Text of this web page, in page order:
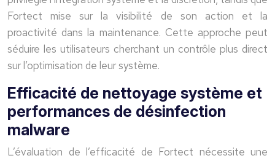
Fortect mise sur la visibilité de son action et la
proactivité dans la maintenance. Cette approche peut
séduire les utilisateurs cherchant un contrôle plus direct
sur l’optimisation de leur système.
Efficacité de nettoyage système et
performances de désinfection
malware
L’évaluation de l’efficacité de Fortect nécessite une